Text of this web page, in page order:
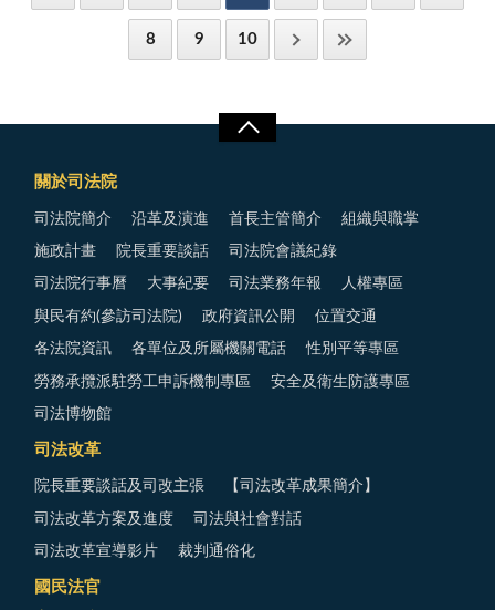
8 9 10
關於司法院
司法院簡介 沿革及演進 首長主管簡介 組織與職掌
施政計畫 院長重要談話 司法院會議紀錄
司法院行事曆 大事紀要 司法業務年報 人權專區
與民有約(參訪司法院) 政府資訊公開 位置交通
各法院資訊 各單位及所屬機關電話 性別平等專區
勞務承攬派駐勞工申訴機制專區 安全及衛生防護專區
司法博物館
司法改革
院長重要談話及司改主張 【司法改革成果簡介】
司法改革方案及進度 司法與社會對話
司法改革宣導影片 裁判通俗化
國民法官